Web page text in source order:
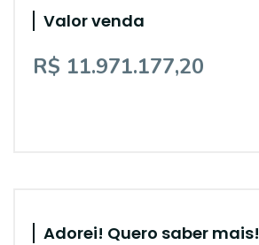
Valor venda
R$ 11.971.177,20
Adorei! Quero saber mais!